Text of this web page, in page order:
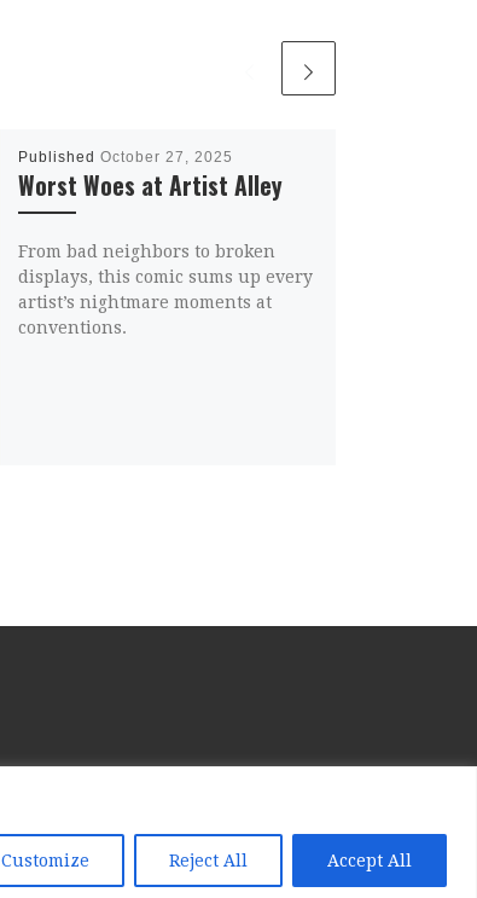
Customize Reject All Accept All
Published October 27, 2025
Worst Woes at Artist Alley
From bad neighbors to broken
displays, this comic sums up every
artist’s nightmare moments at
conventions.